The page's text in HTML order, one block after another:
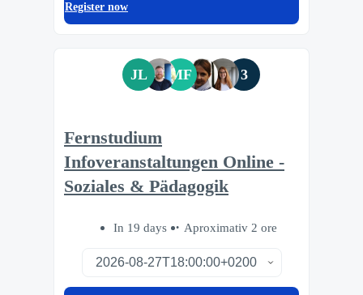
Register now
JL MF 3
Fernstudium
Infoveranstaltungen Online -
Soziales & Pädagogik
In 19 days Aproximativ 2 ore